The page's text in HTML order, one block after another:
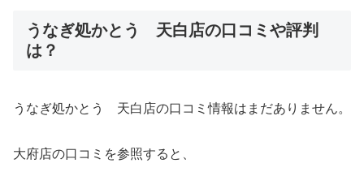
うなぎ処かとう 天白店の口コミや評判
は？
うなぎ処かとう 天白店の口コミ情報はまだありません。
大府店の口コミを参照すると、